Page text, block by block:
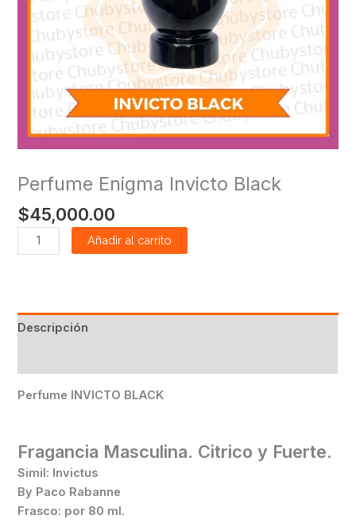
Perfume Enigma Invicto Black
$45,000.00
Añadir al carrito
Descripción
Perfume INVICTO BLACK
Fragancia Masculina. Citrico y Fuerte.
Simil: Invictus
By Paco Rabanne
Frasco: por 80 ml.